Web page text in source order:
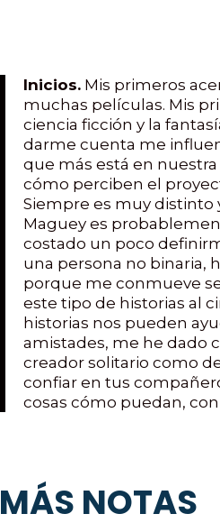
Inicios. Mis primeros
muchas películas. Mis
ciencia ficción y la
darme cuenta me
que más está en
cómo perciben el
Siempre es muy distinto
Maguey es
costado un poco
una persona no binaria,
porque me conmueve
este tipo de historias al
historias nos pueden
amistades, me he dado
creador solitario como
confiar en tus
cosas cómo puedan,
MÁS NOTAS